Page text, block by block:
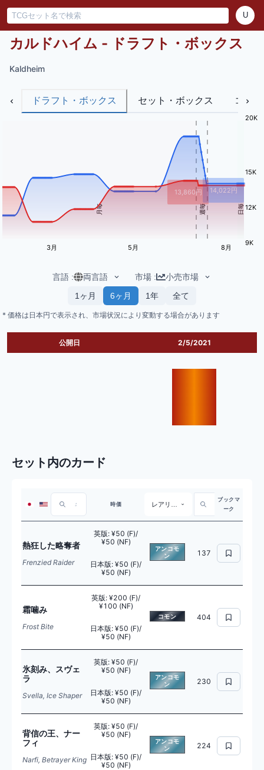
U
カルドハイム - ドラフト・ボックス
Kaldheim
ドラフト・ボックス セット・ボックス コレ
月毎 週毎 日毎
9K
12K
15K
20K
3月 5月 8月
14,022円
13,860円
言語 : 両言語 市場 :
小売市場
1ヶ月
6ヶ月 1年 全て
* 価格は日本円で表示され、市場状況により変動する場合があります
公開日 2/5/2021
セット内のカード
時価 レアリティ
ブックマ
ーク
熱狂した略奪者
Frenzied Raider
英版: ¥50 (F)/
¥50 (NF)
日本版: ¥50 (F)/
¥50 (NF)
アンコモ
ン
137
霜噛み
Frost Bite
英版: ¥200 (F)/
¥100 (NF)
日本版: ¥50 (F)/
¥50 (NF)
コモン 404
氷刻み、スヴェ
ラ
Svella, Ice Shaper
英版: ¥50 (F)/
¥50 (NF)
日本版: ¥50 (F)/
¥50 (NF)
アンコモ
ン
230
背信の王、ナー
フィ
Narfi, Betrayer King
英版: ¥50 (F)/
¥50 (NF)
日本版: ¥50 (F)/
¥50 (NF)
アンコモ
ン
224